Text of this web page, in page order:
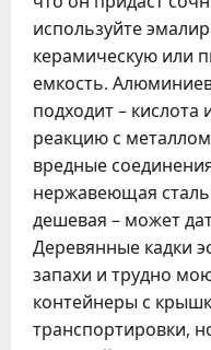
используйте
керамическую или
емкость.
подходит – кислота
реакцию с
вредные
нержавеющая
дешевая – может
Деревянные кадки
запахи и трудно
контейнеры с
транспортировки,